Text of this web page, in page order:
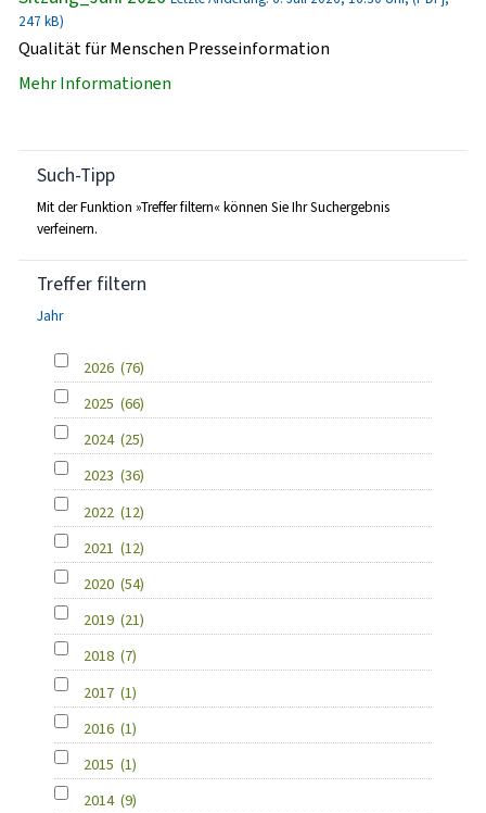
247 kB)
Qualität für Menschen Presseinformation
Mehr Informationen
Such-Tipp
Mit der Funktion »Treffer filtern« können Sie Ihr Suchergebnis
verfeinern.
Treffer filtern
Jahr
2026 (76)
2025 (66)
2024 (25)
2023 (36)
2022 (12)
2021 (12)
2020 (54)
2019 (21)
2018 (7)
2017 (1)
2016 (1)
2015 (1)
2014 (9)